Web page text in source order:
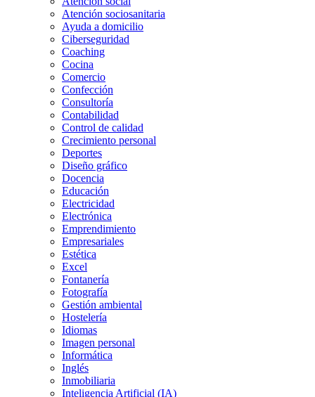
Atención sociosanitaria
Ayuda a domicilio
Ciberseguridad
Coaching
Cocina
Comercio
Confección
Consultoría
Contabilidad
Control de calidad
Crecimiento personal
Deportes
Diseño gráfico
Docencia
Educación
Electricidad
Electrónica
Emprendimiento
Empresariales
Estética
Excel
Fontanería
Fotografía
Gestión ambiental
Hostelería
Idiomas
Imagen personal
Informática
Inglés
Inmobiliaria
Inteligencia Artificial (IA)